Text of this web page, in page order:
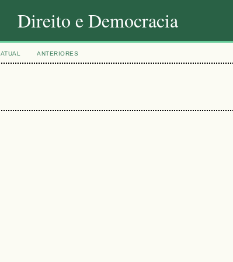
Direito e Democracia
ATUAL ANTERIORES